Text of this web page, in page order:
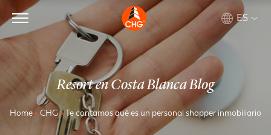
ES
Resort en Costa Blanca Blog
Home»CHG»Te contamos qué es un personal shopper inmobiliario